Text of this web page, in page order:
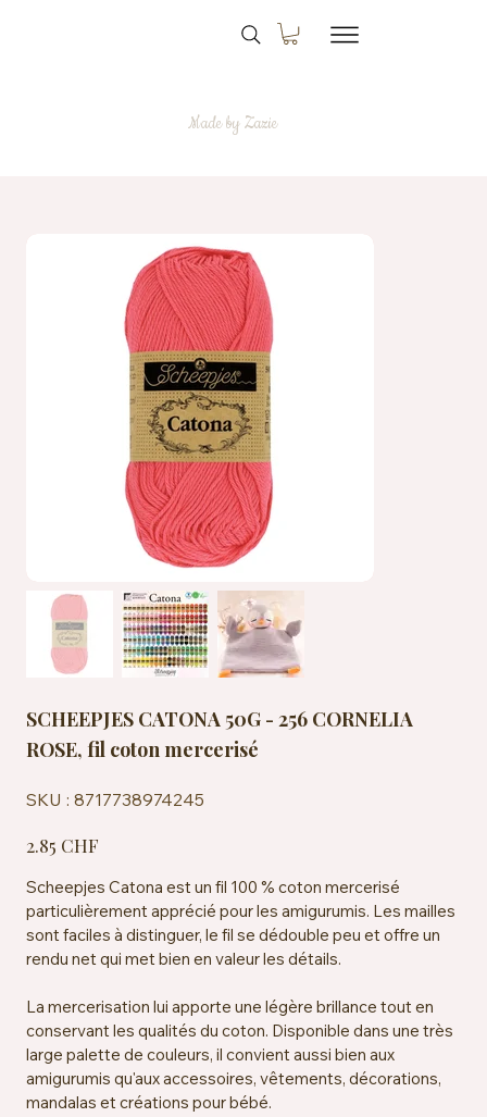
Made by Zazie
SCHEEPJES CATONA 50G - 256 CORNELIA
ROSE, fil coton mercerisé
SKU : 8717738974245
8717738974245
2.85 CHF
Scheepjes Catona est un fil 100 % coton mercerisé
particulièrement apprécié pour les amigurumis. Les mailles
sont faciles à distinguer, le fil se dédouble peu et offre un
rendu net qui met bien en valeur les détails.
La mercerisation lui apporte une légère brillance tout en
conservant les qualités du coton. Disponible dans une très
large palette de couleurs, il convient aussi bien aux
amigurumis qu'aux accessoires, vêtements, décorations,
mandalas et créations pour bébé.